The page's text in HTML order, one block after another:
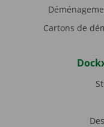
Cartons de